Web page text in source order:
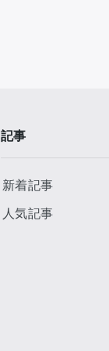
記事
新着記事
人気記事